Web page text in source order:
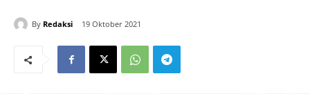
By Redaksi 19 Oktober 2021